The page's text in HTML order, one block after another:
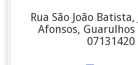
Rua São João
Afonsos, Guarulhos
07131420